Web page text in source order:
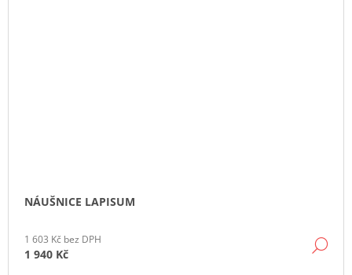
NÁUŠNICE LAPISUM
1 603 Kč bez DPH
1 940 Kč